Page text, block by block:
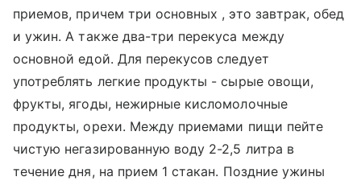
приемов, причем три основных , это завтрак, обед
и ужин. А также два-три перекуса между
основной едой. Для перекусов следует
употреблять легкие продукты - сырые овощи,
фрукты, ягоды, нежирные кисломолочные
продукты, орехи. Между приемами пищи пейте
чистую негазированную воду 2-2,5 литра в
течение дня, на прием 1 стакан. Поздние ужины